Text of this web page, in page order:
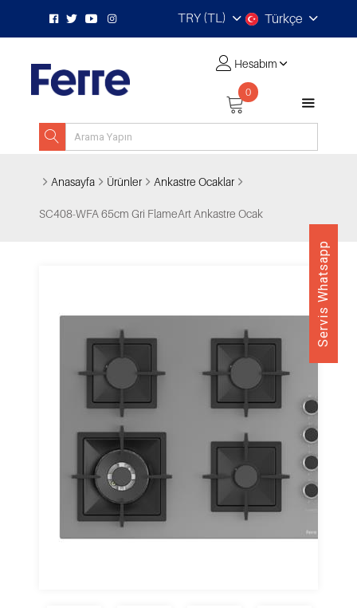
TRY (TL) Türkçe
Hesabım
0
Anasayfa Ürünler Ankastre Ocaklar
SC408-WFA 65cm Gri FlameArt Ankastre Ocak
Servis Whatsapp